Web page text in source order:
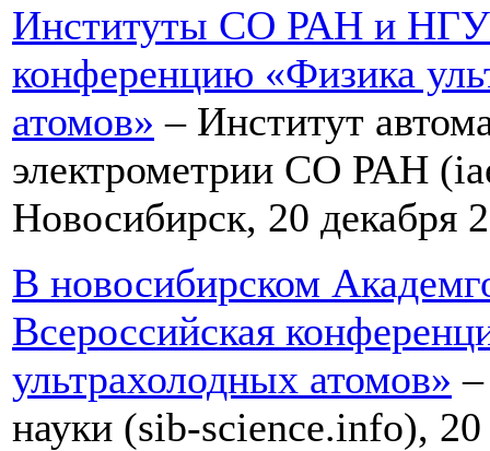
Институты СО РАН и НГУ
конференцию «Физика
атомов» – Институт
электрометрии СО РАН
Новосибирск, 20 декабря
В новосибирском
Всероссийская
ультрахолодных атомов»
науки (sib-science.info), 20